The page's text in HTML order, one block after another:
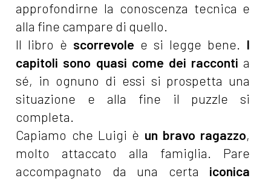
approfondirne la conoscenza tecnica e
alla fine campare di quello.
Il libro è scorrevole e si legge bene. I
capitoli sono quasi come dei raccontia
sé, in ognuno di essi si prospetta una
situazione e alla fine il puzzle si
completa.
Capiamo che Luigi è un bravo ragazzo,
molto attaccato alla famiglia. Pare
accompagnato da una certa iconica